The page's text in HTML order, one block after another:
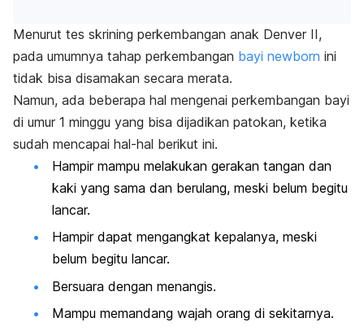
Menurut tes skrining perkembangan anak Denver II,
pada umumnya tahap perkembangan bayi newborn ini
tidak bisa disamakan secara merata.
Namun, ada beberapa hal mengenai perkembangan bayi
di umur 1 minggu yang bisa dijadikan patokan, ketika
sudah mencapai hal-hal berikut ini.
Hampir mampu melakukan gerakan tangan dan
kaki yang sama dan berulang, meski belum begitu
lancar.
Hampir dapat mengangkat kepalanya, meski
belum begitu lancar.
Bersuara dengan menangis.
Mampu memandang wajah orang di sekitarnya.